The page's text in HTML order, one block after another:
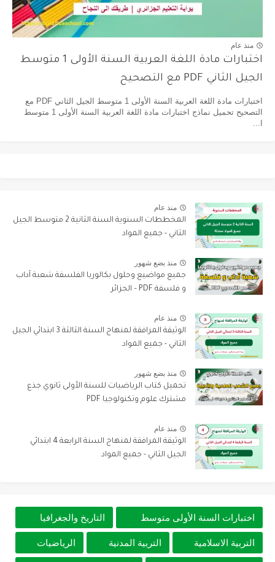
منذ عام
اختبارات مادة اللغة العربية السنة الأولى 1 متوسط
الجيل الثاني PDF مع التصحيح
اختبارات مادة اللغة العربية السنة الأولى 1 متوسط الجيل الثاني PDF مع
التصحيح تحميل نماذج اختبارات مادة اللغة العربية السنة الأولى 1 متوسط
ا...
منذ عام
المخططات السنوية السنة الثانية 2 متوسط الجيل
الثاني - جميع المواد
منذ بضع شهور
جميع مواضيع وحلول بكالوريا الفلسفة شعبة آداب
و فلسفة PDF – الجزائر
منذ عام
الوثيقة المرافقة لمنهاج السنة الثالثة 3 ابتدائي الجيل
الثاني - جميع المواد
منذ بضع شهور
تحميل كتاب الرياضيات للسنة الأولى ثانوي جذع
مشترك علوم وتكنولوجيا PDF
منذ عام
الوثيقة المرافقة لمنهاج السنة الرابعة 4 ابتدائي
الجيل الثاني - جميع المواد
اختبارات السنة الأولى متوسط التاريخ والجغرافيا
التربية الاسلامية التربية المدنية الرياضيات